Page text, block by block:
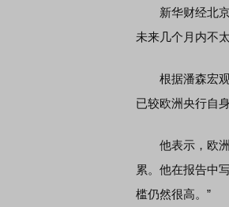
新华财经北京
未来几个月内不
根据潘森宏观
已较欧洲央行自
他表示，欧洲
累。他在报告中
槛仍然很高。”